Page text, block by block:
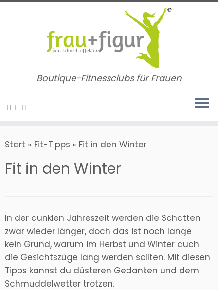
Zum
Boutique-Fitnessclubs für Frauen
Start » Fit-Tipps » Fit in den Winter
Fit in den Winter
In der dunklen Jahreszeit werden die Schatten
zwar wieder länger, doch das ist noch lange
kein Grund, warum im Herbst und Winter auch
die Gesichtszüge lang werden sollten. Mit diesen
Tipps kannst du düsteren Gedanken und dem
Schmuddelwetter trotzen.